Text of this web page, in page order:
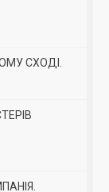
СХОДІ.